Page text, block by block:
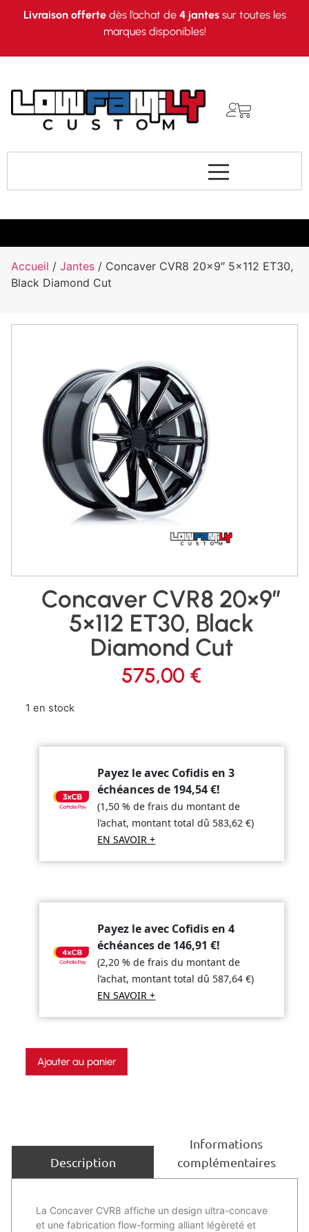
Livraison offertedès l’achat de 4 jantessur toutes les
marques disponibles!
Accueil / Jantes / Concaver CVR8 20×9″ 5×112 ET30,
Black Diamond Cut
Concaver CVR8 20×9″
5×112 ET30, Black
Diamond Cut
575,00 €
1 en stock
Payez le avec Cofidis en 3
échéances de 194,54€!
(1,50 % de frais du montant de
l’achat, montant total dû 583,62€)
EN SAVOIR +
Payez le avec Cofidis en 4
échéances de 146,91€!
(2,20 % de frais du montant de
l’achat, montant total dû 587,64€)
EN SAVOIR +
Ajouter au panier
Description
Informations
complémentaires
La Concaver CVR8 affiche un design ultra-concave
et une fabrication flow-forming alliant légèreté et